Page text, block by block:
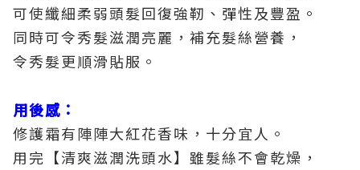
可使纖細柔弱頭髮回復強靭、彈性及豐盈。
同時可令秀髮滋潤亮麗，補充髮絲營養，
令秀髮更順滑貼服。
用後感：
修護霜有陣陣大紅花香味，十分宜人。
用完【清爽滋潤洗頭水】雖髮絲不會乾燥，